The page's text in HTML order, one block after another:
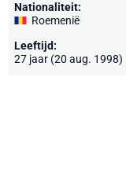
Nationaliteit:
Roemenië
Leeftijd:
27 jaar (20 aug. 1998)